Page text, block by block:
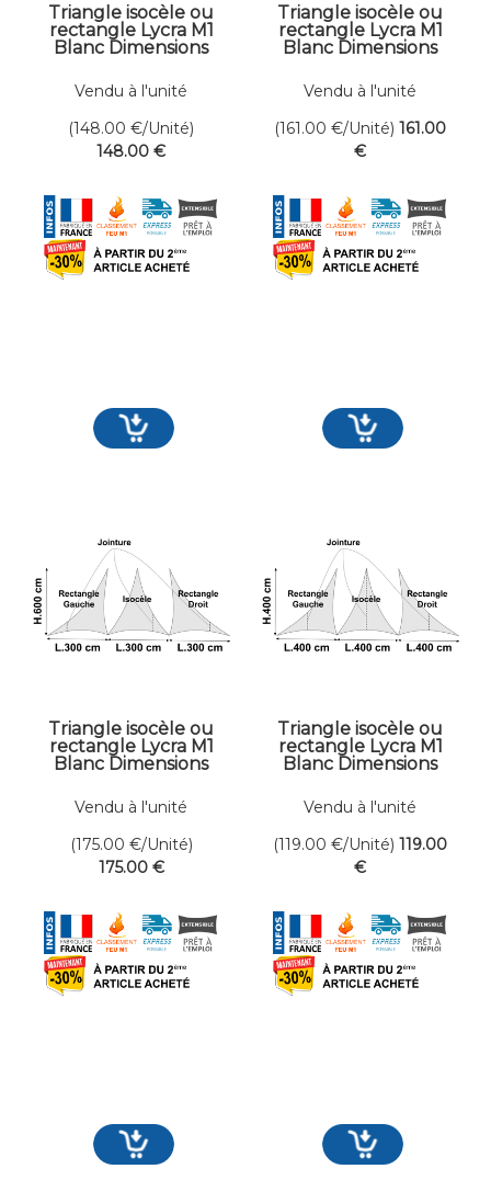
Triangle isocèle ou
rectangle Lycra M1
Blanc Dimensions
Vendu à l'unité
(148.00 €/Unité)
148.00 €
Triangle isocèle ou
rectangle Lycra M1
Blanc Dimensions
Vendu à l'unité
(161.00 €/Unité) 161 .00
€
Triangle isocèle ou
rectangle Lycra M1
Blanc Dimensions
Vendu à l'unité
(175.00 €/Unité)
175.00 €
Triangle isocèle ou
rectangle Lycra M1
Blanc Dimensions
Vendu à l'unité
(119.00 €/Unité) 119.00
€